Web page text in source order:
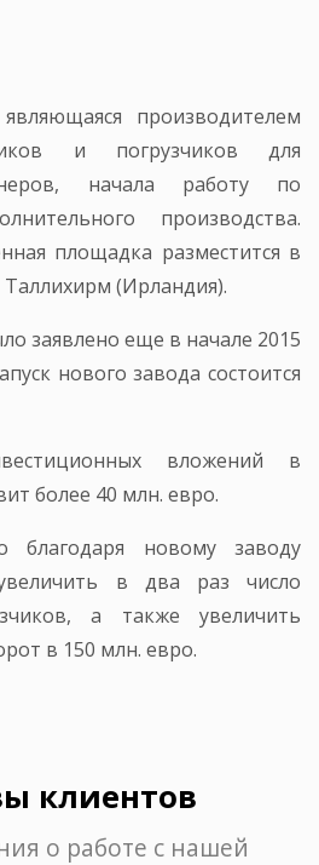
производителем
и погрузчиков для
начала работу по
производства.
площадка разместится в
(Ирландия).
заявлено еще в начале 2015
нового завода состоится
вложений в
более 40 млн. евро.
благодаря новому заводу
в два раз число
а также увеличить
в 150 млн. евро.
клиентов
о работе с нашей